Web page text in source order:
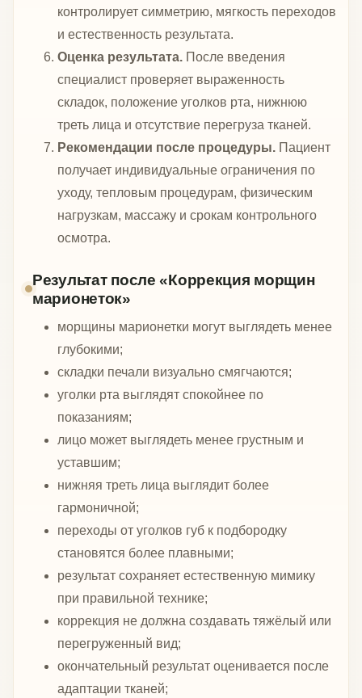
контролирует симметрию, мягкость переходов
и естественность результата.
Оценка результата. После введения
специалист проверяет выраженность
складок, положение уголков рта, нижнюю
треть лица и отсутствие перегруза тканей.
Рекомендации после процедуры. Пациент
получает индивидуальные ограничения по
уходу, тепловым процедурам, физическим
нагрузкам, массажу и срокам контрольного
осмотра.
Результат после «Коррекция морщин
марионеток»
морщины марионетки могут выглядеть менее
глубокими;
складки печали визуально смягчаются;
уголки рта выглядят спокойнее по
показаниям;
лицо может выглядеть менее грустным и
уставшим;
нижняя треть лица выглядит более
гармоничной;
переходы от уголков губ к подбородку
становятся более плавными;
результат сохраняет естественную мимику
при правильной технике;
коррекция не должна создавать тяжёлый или
перегруженный вид;
окончательный результат оценивается после
адаптации тканей;